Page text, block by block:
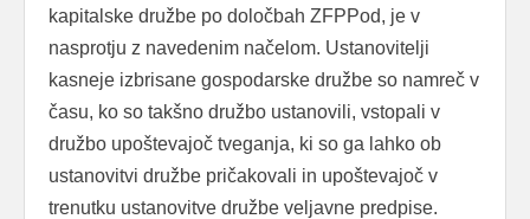
kapitalske družbe po določbah ZFPPod, je v
nasprotju z navedenim načelom. Ustanovitelji
kasneje izbrisane gospodarske družbe so namreč v
času, ko so takšno družbo ustanovili, vstopali v
družbo upoštevajoč tveganja, ki so ga lahko ob
ustanovitvi družbe pričakovali in upoštevajoč v
trenutku ustanovitve družbe veljavne predpise.